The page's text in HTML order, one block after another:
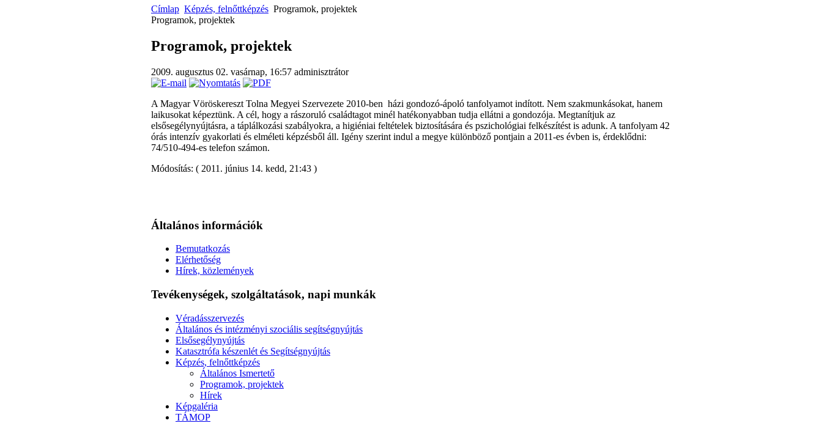
Címlap Képzés, felnőttképzés Programok, projektek
Programok, projektek
Programok, projektek
2009. augusztus 02. vasárnap, 16:57 adminisztrátor
A Magyar Vöröskereszt Tolna Megyei Szervezete 2010-ben házi gondozó-ápoló tanfolyamot indított. Nem szakmunkásokat, hanem
laikusokat képeztünk. A cél, hogy a rászoruló családtagot minél hatékonyabban tudja ellátni a gondozója. Megtanítjuk az
elsősegélynyújtásra, a táplálkozási szabályokra, a higiéniai feltételek biztosítására és pszichológiai felkészítést is adunk. A tanfolyam 42
órás intenzív gyakorlati és elméleti képzésből áll. Igény szerint indul a megye különböző pontjain a 2011-es évben is, érdeklődni:
74/510-494-es telefon számon.
Módosítás: ( 2011. június 14. kedd, 21:43 )
Általános információk
Bemutatkozás
Elérhetőség
Hírek, közlemények
Tevékenységek, szolgáltatások, napi munkák
Véradásszervezés
Általános és intézményi szociális segítségnyújtás
Elsősegélynyújtás
Katasztrófa készenlét és Segítségnyújtás
Képzés, felnőttképzés
Általános Ismertető
Programok, projektek
Hírek
Képgaléria
TÁMOP